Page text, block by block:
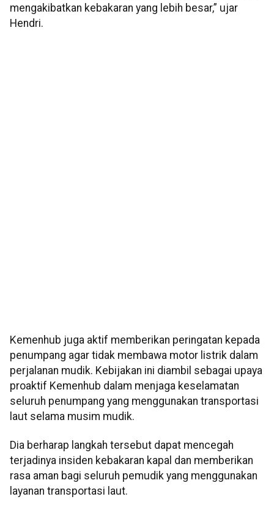
mengakibatkan kebakaran yang lebih besar,” ujar
Hendri.
Kemenhub juga aktif memberikan peringatan kepada
penumpang agar tidak membawa motor listrik dalam
perjalanan mudik. Kebijakan ini diambil sebagai upaya
proaktif Kemenhub dalam menjaga keselamatan
seluruh penumpang yang menggunakan transportasi
laut selama musim mudik.
Dia berharap langkah tersebut dapat mencegah
terjadinya insiden kebakaran kapal dan memberikan
rasa aman bagi seluruh pemudik yang menggunakan
layanan transportasi laut.